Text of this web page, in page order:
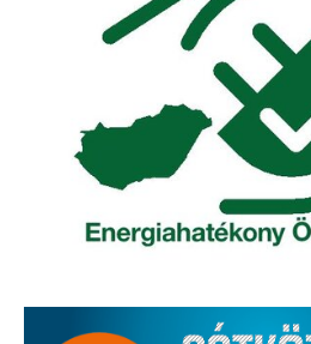
ÖNKORMÁNYZAT
Képviselő-testület
Képviselő-testületi ülések
Bizottságok
Bizottsági ülések